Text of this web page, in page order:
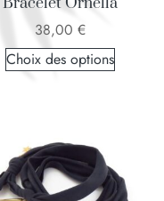
38,00 €
Choix des options